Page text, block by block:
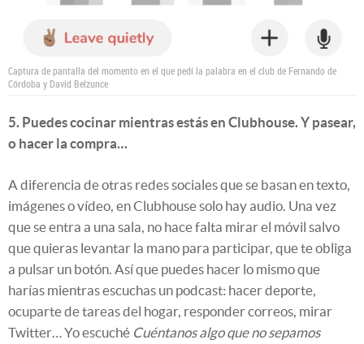
Captura de pantalla del momento en el que pedí la palabra en el club de Fernando de
Córdoba y David Belzunce
5. Puedes cocinar mientras estás en Clubhouse. Y pasear,
o hacer la compra…
A diferencia de otras redes sociales que se basan en texto,
imágenes o vídeo, en Clubhouse solo hay audio. Una vez
que se entra a una sala, no hace falta mirar el móvil salvo
que quieras levantar la mano para participar, que te obliga
a pulsar un botón. Así que puedes hacer lo mismo que
harías mientras escuchas un podcast: hacer deporte,
ocuparte de tareas del hogar, responder correos, mirar
Twitter… Yo escuché Cuéntanos algo que no sepamos